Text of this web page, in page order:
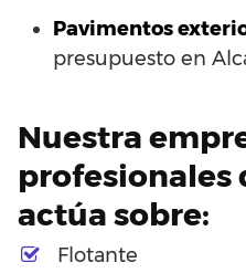
Pavimentos
presupuesto en
Nuestra
profesionales
actúa sobre:
Flotante